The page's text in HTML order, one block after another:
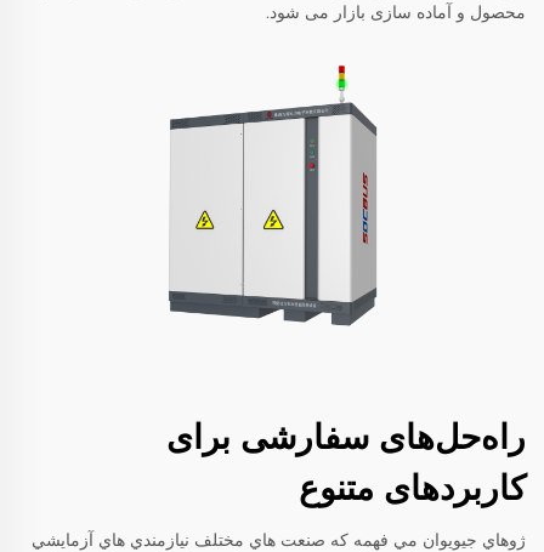
محصول و آماده سازی بازار می شود.
راه‌حل‌های سفارشی برای
کاربردهای متنوع
ژوهاي جيويوان مي فهمه که صنعت هاي مختلف نيازمندي هاي آزمايشي